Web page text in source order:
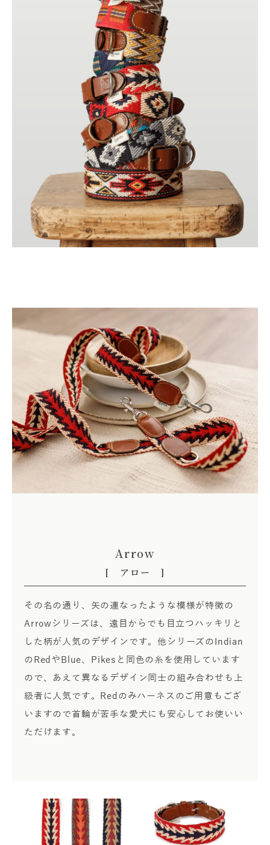
Arrow
[ アロー ]
その名の通り、矢の連なったような模様が特徴の
Arrowシリーズは、遠目からでも目立つハッキリと
した柄が人気のデザインです。他シリーズのIndian
のRedやBlue、Pikesと同色の糸を使用しています
ので、あえて異なるデザイン同士の組み合わせも上
級者に人気です。Redのみハーネスのご用意もござ
いますので首輪が苦手な愛犬にも安心してお使いい
ただけます。